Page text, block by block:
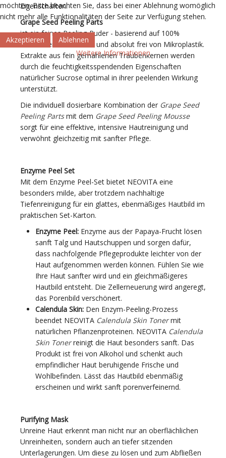
Eigenschaften.
Grape Seed Peeling Parts
ist ein feines Peeling-Puder - basierend auf 100%
natürlichen Rohstoffen und absolut frei von Mikroplastik.
Extrakte aus fein gemahlenen Traubenkernen werden
durch die feuchtigkeitsspendenden Eigenschaften
natürlicher Sucrose optimal in ihrer peelenden Wirkung
unterstützt.
Die individuell dosierbare Kombination der Grape Seed
Peeling Partsmit dem Grape Seed Peeling Mousse
sorgt für eine effektive, intensive Hautreinigung und
verwöhnt gleichzeitig mit sanfter Pflege.
Enzyme Peel Set
Mit dem Enzyme Peel-Set bietet NEOVITA eine
besonders milde, aber trotzdem nachhaltige
Tiefenreinigung für ein glattes, ebenmäßiges Hautbild im
praktischen Set-Karton.
Enzyme Peel: Enzyme aus der Papaya-Frucht lösen
sanft Talg und Hautschuppen und sorgen dafür,
dass nachfolgende Pflegeprodukte leichter von der
Haut aufgenommen werden können. Fühlen Sie wie
Ihre Haut sanfter wird und ein gleichmäßigeres
Hautbild entsteht. Die Zellerneuerung wird angeregt,
das Porenbild verschönert.
Calendula Skin: Den Enzym-Peeling-Prozess
beendet NEOVITA Calendula Skin Tonermit
natürlichen Pflanzenproteinen. NEOVITA Calendula
Skin Tonerreinigt die Haut besonders sanft. Das
Produkt ist frei von Alkohol und schenkt auch
empfindlicher Haut beruhigende Frische und
Wohlbefinden. Lässt das Hautbild ebenmäßig
erscheinen und wirkt sanft porenverfeinernd.
Purifying Mask
Unreine Haut erkennt man nicht nur an oberflächlichen
Unreinheiten, sondern auch an tiefer sitzenden
Unterlagerungen. Um diese zu lösen und zum Abfließen
möchten. Bitte beachten Sie, dass bei einer Ablehnung womöglich
nicht mehr alle Funktionalitäten der Seite zur Verfügung stehen.
Akzeptieren
Ablehnen
Weitere Informationen